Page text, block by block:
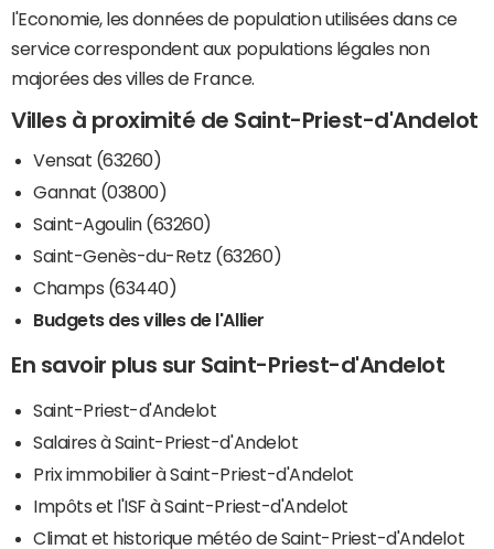
l'Economie, les données de population utilisées dans ce
service correspondent aux populations légales non
majorées des villes de France.
Villes à proximité de Saint-Priest-d'Andelot
Vensat (63260)
Gannat (03800)
Saint-Agoulin (63260)
Saint-Genès-du-Retz (63260)
Champs (63440)
Budgets des villes de l'Allier
En savoir plus sur Saint-Priest-d'Andelot
Saint-Priest-d'Andelot
Salaires à Saint-Priest-d'Andelot
Prix immobilier à Saint-Priest-d'Andelot
Impôts et l'ISF à Saint-Priest-d'Andelot
Climat et historique météo de Saint-Priest-d'Andelot